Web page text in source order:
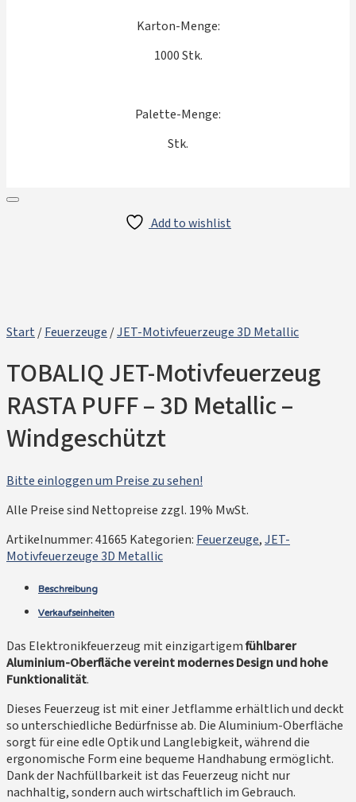
Karton-Menge:
1000 Stk.
Palette-Menge:
Stk.
Add to wishlist
Start/Feuerzeuge /JET-Motivfeuerzeuge 3D Metallic
TOBALIQ JET-Motivfeuerzeug
RASTA PUFF – 3D Metallic –
Windgeschützt
Bitte einloggen um Preise zu sehen!
Alle Preise sind Nettopreise zzgl. 19% MwSt.
Artikelnummer:41665 Kategorien: Feuerzeuge,JET-
Motivfeuerzeuge 3D Metallic
Beschreibung
Verkaufseinheiten
Das Elektronikfeuerzeug mit einzigartigemfühlbarer
Aluminium-Oberfläche vereint modernes Design und hohe
Funktionalität.
Dieses Feuerzeug ist mit einer Jetflamme erhältlich und deckt
so unterschiedliche Bedürfnisse ab. Die Aluminium-Oberfläche
sorgt für eine edle Optik und Langlebigkeit, während die
ergonomische Form eine bequeme Handhabung ermöglicht.
Dank der Nachfüllbarkeit ist das Feuerzeug nicht nur
nachhaltig, sondern auch wirtschaftlich im Gebrauch.